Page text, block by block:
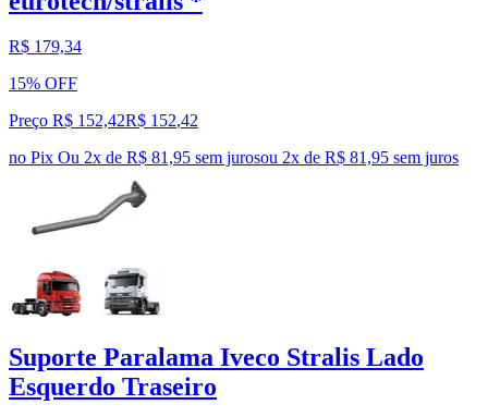
R$ 179,34
15% OFF
Preço R$ 152,42R$ 152,42
no Pix Ou 2x de R$ 81,95 sem jurosou 2x de R$ 81,95 sem juros
Suporte Paralama Iveco Stralis Lado
Esquerdo Traseiro